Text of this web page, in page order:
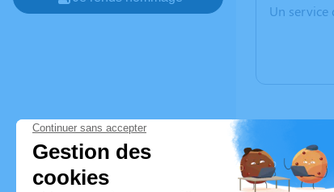
Un service